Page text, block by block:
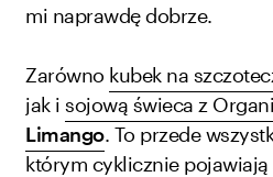
mi naprawdę dobrze.
Zarówno kubek na
jak i sojową świeca z
Limango. To przede
którym cyklicznie